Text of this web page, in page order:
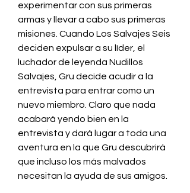
experimentar con sus primeras
armas y llevar a cabo sus primeras
misiones. Cuando Los Salvajes Seis
deciden expulsar a su líder, el
luchador de leyenda Nudillos
Salvajes, Gru decide acudir a la
entrevista para entrar como un
nuevo miembro. Claro que nada
acabará yendo bien en la
entrevista y dará lugar a toda una
aventura en la que Gru descubrirá
que incluso los más malvados
necesitan la ayuda de sus amigos.